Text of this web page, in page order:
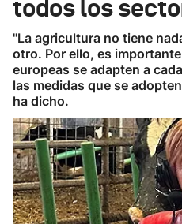
todos los
"La agricultura no tiene
otro. Por ello, es
europeas se adapten a
las medidas que se
ha dicho.